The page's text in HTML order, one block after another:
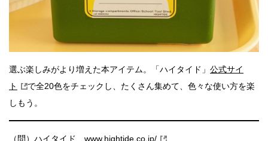
選ぶ楽しみがより増えた本アイテム。「ハイタイド」 公式サイ
ト
で全20色をチェックし、たくさん集めて、色々な使い方を楽
しもう。
（問）ハイタイド www.hightide.co.jp/